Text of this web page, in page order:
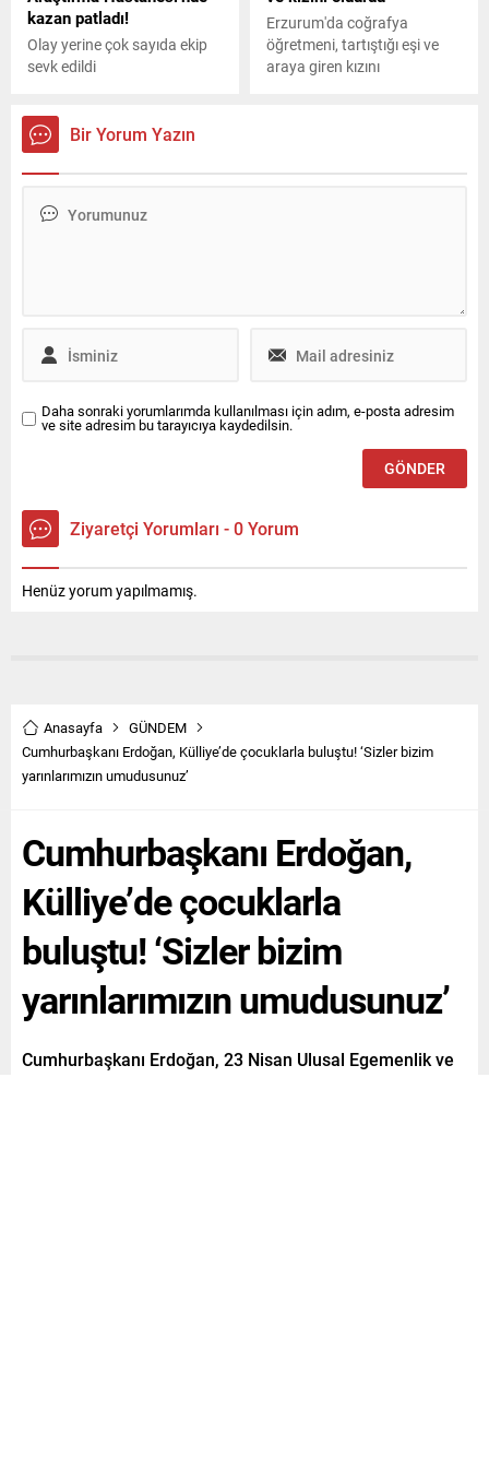
kazan patladı!
Olay yerine çok sayıda ekip
sevk edildi
Erzurum'da coğrafya
öğretmeni, tartıştığı eşi ve
araya giren kızını
Bir Yorum Yazın
Daha sonraki yorumlarımda kullanılması için adım, e-posta adresim
ve site adresim bu tarayıcıya kaydedilsin.
Ziyaretçi Yorumları - 0 Yorum
Henüz yorum yapılmamış.
Anasayfa
GÜNDEM
Cumhurbaşkanı Erdoğan, Külliye’de çocuklarla buluştu! ‘Sizler bizim
yarınlarımızın umudusunuz’
Cumhurbaşkanı Erdoğan,
Külliye’de çocuklarla
buluştu! ‘Sizler bizim
yarınlarımızın umudusunuz’
Cumhurbaşkanı Erdoğan, 23 Nisan Ulusal Egemenlik ve